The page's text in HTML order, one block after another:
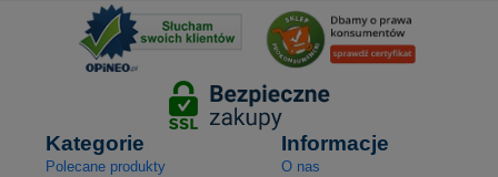
Kategorie
Polecane produkty
Informacje
O nas